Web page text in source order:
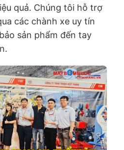
quả. Chúng tôi hỗ trợ
các chành xe uy tín
sản phẩm đến tay